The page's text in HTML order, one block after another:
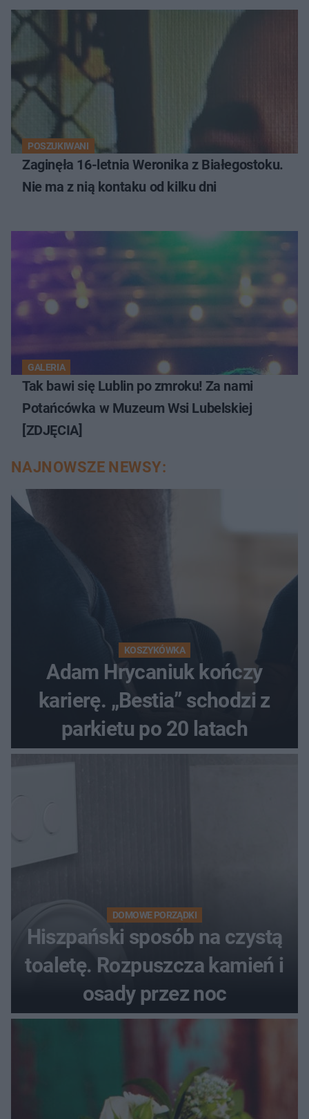
POSZUKIWANI
Zaginęła 16-letnia Weronika z Białegostoku.
Nie ma z nią kontaku od kilku dni
GALERIA
Tak bawi się Lublin po zmroku! Za nami
Potańcówka w Muzeum Wsi Lubelskiej
[ZDJĘCIA]
NAJNOWSZE NEWSY:
KOSZYKÓWKA
Adam Hrycaniuk kończy
karierę. „Bestia” schodzi z
parkietu po 20 latach
DOMOWE PORZĄDKI
Hiszpański sposób na czystą
toaletę. Rozpuszcza kamień i
osady przez noc